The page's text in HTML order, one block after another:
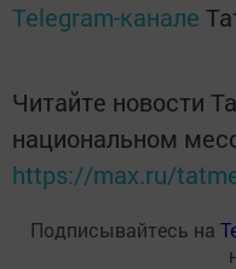
Telegram-канале
Читайте новости
национальном
https://max.ru/
Подписывайтесь на